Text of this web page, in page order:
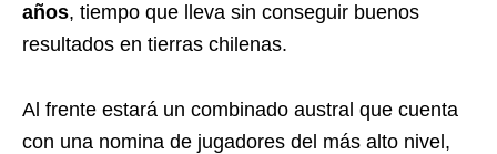
años, tiempo que lleva sin conseguir buenos
resultados en tierras chilenas.
Al frente estará un combinado austral que cuenta
con una nomina de jugadores del más alto nivel,